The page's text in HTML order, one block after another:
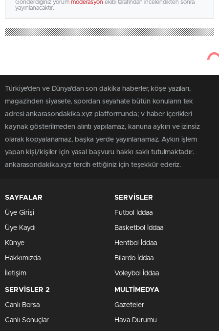
Gönderdiğiniz yorum moderasyon ekibi tarafından incelendikten sonra
yayınlanacaktır.
Türkiye'den ve Dünya’dan son dakika haberler, köşe yazıları,
magazinden siyasete, spordan seyahate bütün konuların tek
adresi ankarasondakika.xyz platformunda; v haber içerikleri
kaynak gösterilmeden alıntı yapılamaz, kanuna aykırı ve izinsiz
olarak kopyalanamaz, başka yerde yayınlanamaz. Aykırı işlem
yapan kişi/kişiler için yasal başvuru hakkı saklı tutulmaktadır.
ankarasondakika.xyz tercih ettiğiniz için teşekkür ederiz.
SAYFALAR
Üye Girişi
Üye Kaydı
Künye
Hakkımızda
İletişim
SERVİSLER
Futbol İddaa
Basketbol İddaa
Hentbol İddaa
Bilardo İddaa
Voleybol İddaa
SERVİSLER 2
Canlı Borsa
Canlı Sonuçlar
MULTİMEDYA
Gazeteler
Hava Durumu